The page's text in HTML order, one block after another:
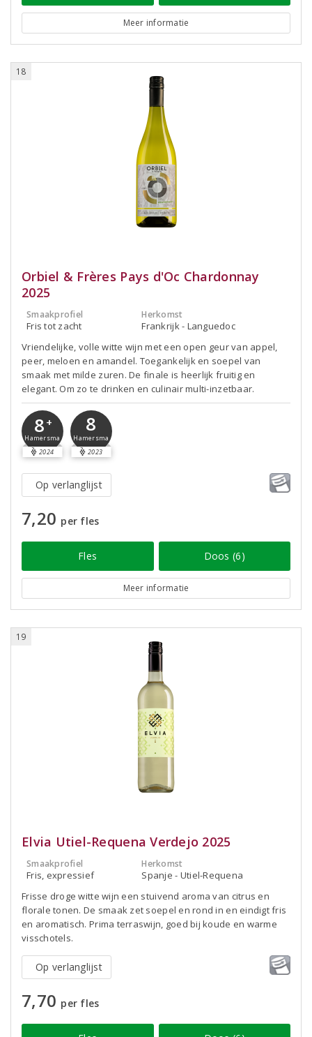
Meer informatie
18
Orbiel & Frères Pays d'Oc Chardonnay
2025
Smaakprofiel
Fris tot zacht
Herkomst
Frankrijk - Languedoc
Vriendelijke, volle witte wijn met een open geur van appel,
peer, meloen en amandel. Toegankelijk en soepel van
smaak met milde zuren. De finale is heerlijk fruitig en
elegant. Om zo te drinken en culinair multi-inzetbaar.
8 +
Hamersma
2024
8
Hamersma
2023
Op verlanglijst
7,20 per fles
Fles Doos (6)
Meer informatie
19
Elvia Utiel-Requena Verdejo 2025
Smaakprofiel
Fris, expressief
Herkomst
Spanje - Utiel-Requena
Frisse droge witte wijn een stuivend aroma van citrus en
florale tonen. De smaak zet soepel en rond in en eindigt fris
en aromatisch. Prima terraswijn, goed bij koude en warme
visschotels.
Op verlanglijst
7,70 per fles